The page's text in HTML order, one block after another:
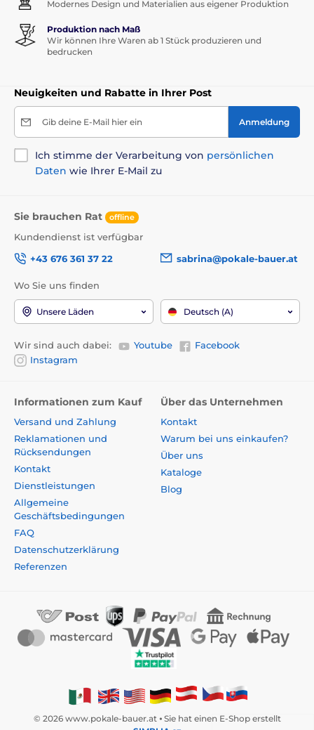
Modernes Design und Materialien aus eigener Produktion
Produktion nach Maß
Wir können Ihre Waren ab 1 Stück produzieren und
bedrucken
Neuigkeiten und Rabatte in Ihrer Post
Gib deine E-Mail hier ein Anmeldung
Ich stimme der Verarbeitung von persönlichen
Daten wie Ihrer E-Mail zu
Sie brauchen Rat offline
Kundendienst ist verfügbar
+43 676 361 37 22
sabrina@pokale-bauer.at
Wo Sie uns finden
Unsere Läden Deutsch (A)
Wir sind auch dabei: Youtube
Facebook
Instagram
Informationen zum Kauf
Versand und Zahlung
Reklamationen und
Rücksendungen
Kontakt
Dienstleistungen
Allgemeine
Geschäftsbedingungen
FAQ
Datenschutzerklärung
Referenzen
Über das Unternehmen
Kontakt
Warum bei uns einkaufen?
Über uns
Kataloge
Blog
© 2026 www.pokale-bauer.at ⦁ Sie hat einen E-Shop erstellt